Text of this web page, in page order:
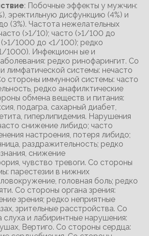
: Побочные эффекты у мужчин:
эректильную дисфункцию (4%) и
(3%). Частота нежелательных
(>1/10); часто (>1/100 до
(>1/1000 до <1/100); редко
1000). Инфекционн ые и
редко ринофарингит. Со
лимфатической системы: нечасто
стороны иммунной системы: часто
редко анафилктические
обмена веществ и питания:
подагра, сахарный диабет,
гиперлипидемия. Нарушения
снижение либидо; часто
настроения, потеря либидо;
раздражительность; редко
снижение
чувство тревоги. Со стороны
парестезии в нижних
головная боль; редко
Со стороны органа зрения:
зрения; редко неприятные
зрительные расстройства. Со
слуха и лабиринтные нарушения:
Вертиго. Со стороны сердца: